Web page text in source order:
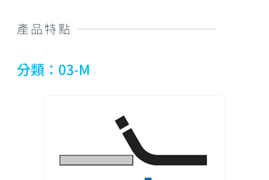
產品特點
分類：03-M